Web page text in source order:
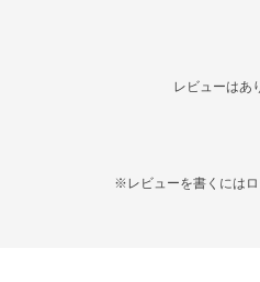
レビューはあ
※レビューを書くには